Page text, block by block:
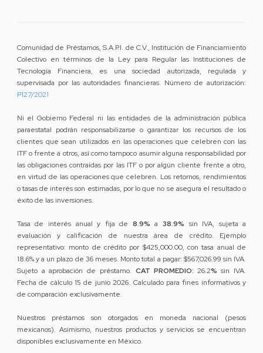
Comunidad de Préstamos, S.A.P.I. de C.V., Institución de Financiamiento
Colectivo en términos de la Ley para Regular las Instituciones de
Tecnología Financiera, es una sociedad autorizada, regulada y
supervisada por las autoridades financieras. Número de autorización:
P127/2021
Ni el Gobierno Federal ni las entidades de la administración pública
paraestatal podrán responsabilizarse o garantizar los recursos de los
clientes que sean utilizados en las operaciones que celebren con las
ITF o frente a otros, así como tampoco asumir alguna responsabilidad por
las obligaciones contraídas por las ITF o por algún cliente frente a otro,
en virtud de las operaciones que celebren. Los retornos, rendimientos
o tasas de interés son estimadas, por lo que no se asegura el resultado o
éxito de las inversiones.
Tasa de interés anual y fija de 8.9% a 38.9% sin IVA, sujeta a
evaluación y calificación de nuestra área de crédito. Ejemplo
representativo: monto de crédito por $425,000.00, con tasa anual de
18.6% y a un plazo de 36 meses. Monto total a pagar: $567,026.99 sin IVA.
Sujeto a aprobación de préstamo. CAT PROMEDIO: 26.2% sin IVA.
Fecha de cálculo 15 de junio 2026. Calculado para fines informativos y
de comparación exclusivamente.
Nuestros préstamos son otorgados en moneda nacional (pesos
mexicanos). Asimismo, nuestros productos y servicios se encuentran
disponibles exclusivamente en México.